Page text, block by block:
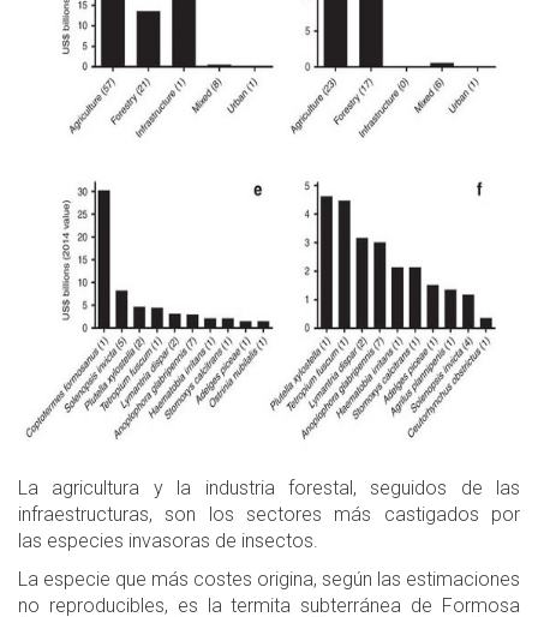
La agricultura y la industria forestal, seguidos de las
infraestructuras, son los sectores más castigados por
las especies invasoras de insectos.
La especie que más costes origina, según las estimaciones
no reproducibles, es la termita subterránea de Formosa